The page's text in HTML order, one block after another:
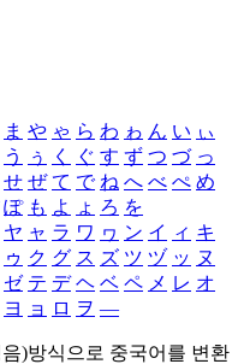
ま や ゃ ら わ ゎ ん い ぃ
う ぅ く ぐ す ず つ づ っ
せ ぜ て で ね へ べ ぺ め
ぽ も よ ょ ろ を
ヤ ャ ラ ワ ヮ ン イ ィ キ
ゥ ク グ ス ズ ツ ヅ ッ ヌ
ゼ テ デ ヘ ベ ペ メ レ オ
ヨ ョ ロ ヲ ―
)방식으로 중국어를 변환